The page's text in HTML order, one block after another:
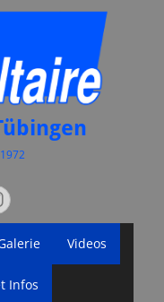
Videos
Infos